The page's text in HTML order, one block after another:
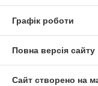
Графік роботи
Повна версія сайту
Сайт створено на